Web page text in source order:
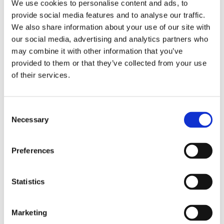
We use cookies to personalise content and ads, to
provide social media features and to analyse our traffic.
We also share information about your use of our site with
our social media, advertising and analytics partners who
may combine it with other information that you’ve
provided to them or that they’ve collected from your use
of their services.
Selection
Necessary
Preferences
Statistics
Marketing
Finnlines ökar vinsten trots
högt kostnadstryck